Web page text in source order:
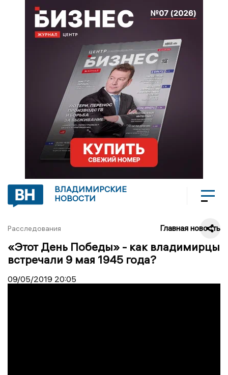
ВЛАДИМИРСКИЕ
НОВОСТИ
Расследования Главная новость
«Этот День Победы» - как владимирцы
встречали 9 мая 1945 года?
09/05/2019 20:05